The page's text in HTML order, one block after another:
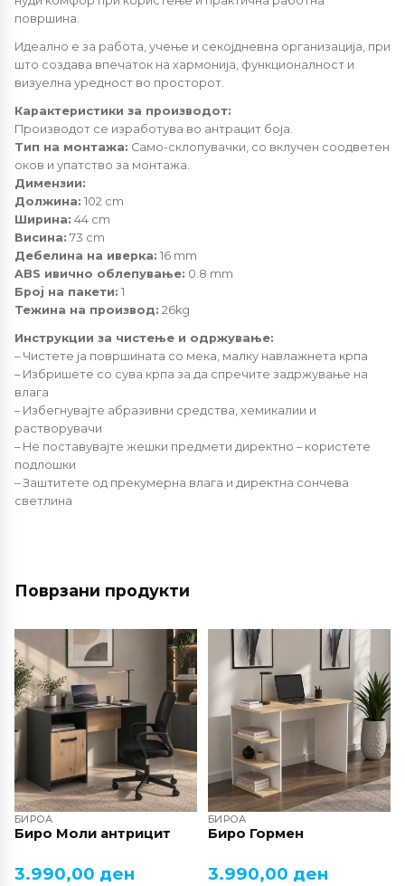
површина.
Идеално е за работа, учење и секојдневна организација, при
што создава впечаток на хармонија, функционалност и
визуелна уредност во просторот.
Карактеристики за производот:
Производот се изработува во антрацит боја.
Тип на монтажа: Само-склопувачки, со вклучен соодветен
оков и упатство за монтажа.
Димензии:
Должина: 102 cm
Ширина: 44 cm
Висина: 73 cm
Дебелина на иверка: 16 mm
ABS ивично облепување: 0.8 mm
Број на пакети: 1
Тежина на производ: 26kg
Инструкции за чистење и одржување:
– Чистете ја површината со мека, малку навлажнета крпа
– Избришете со сува крпа за да спречите задржување на
влага
– Избегнувајте абразивни средства, хемикалии и
растворувачи
– Не поставувајте жешки предмети директно – користете
подлошки
– Заштитете од прекумерна влага и директна сончева
светлина
Поврзани продукти
БИРОА
Биро Моли антрицит
3.990,00 ден
БИРОА
Биро Гормен
3.990,00 ден